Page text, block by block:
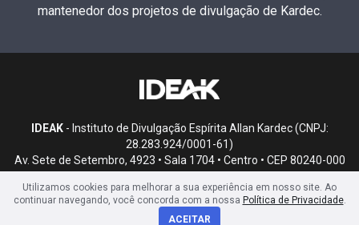
mantenedor dos projetos de divulgação de Kardec.
IDEAK- Instituto de Divulgação Espírita Allan Kardec (CNPJ:
28.283.924/0001-61)
Av. Sete de Setembro, 4923 • Sala 1704 • Centro • CEP 80240-000
Utilizamos cookies para melhorar a sua experiência em nosso site. Ao
continuar navegando, você concorda com a nossa Política de Privacidade.
ACEITAR